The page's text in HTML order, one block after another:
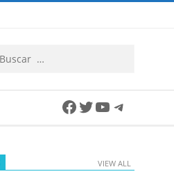
Facebook
Twitter
YouTube
VIEW ALL